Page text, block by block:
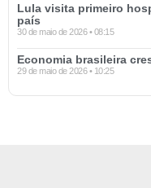
Lula visita primeiro
país
30 de maio de 2026 08:15
Economia brasileira
29 de maio de 2026 10:25